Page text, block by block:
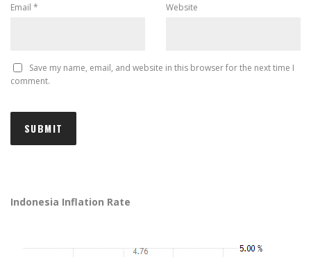
Email * Website
Save my name, email, and website in this browser for the next time I
comment.
Indonesia Inflation Rate